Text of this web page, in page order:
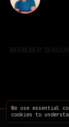
MEMBER
We use essential
cookies to